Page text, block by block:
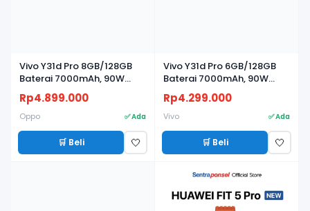
Vivo Y31d Pro 8GB/128GB
Baterai 7000mAh, 90W
FlashCharge, Kamera 50MP
Rp4.899.000
Oppo ✅ Ada
🛒 Beli 🤍
Vivo Y31d Pro 6GB/128GB
Baterai 7000mAh, 90W
FlashCharge, Kamera 50MP
Rp4.299.000
Vivo ✅ Ada
🛒 Beli 🤍